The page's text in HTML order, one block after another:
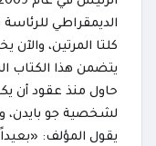
كلتا المرتين، والآن
يتضمن هذا الكتاب
حاول منذ عقود أن
لشخصية جو بايدن،
يقول المؤلف: «بعيداً